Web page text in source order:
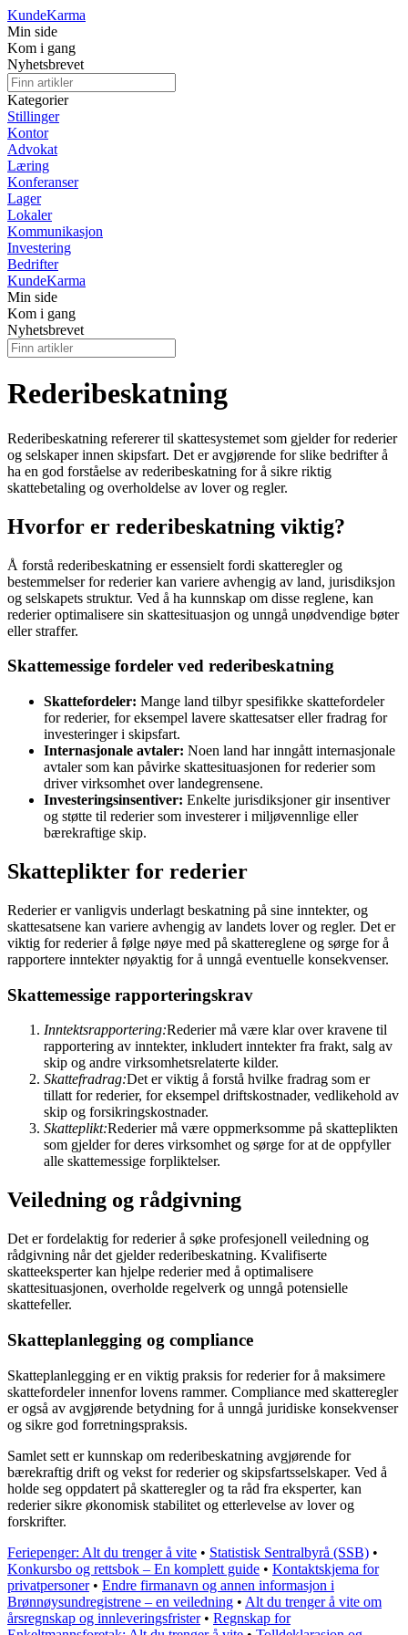
KundeKarma
Min side
Kom i gang
Nyhetsbrevet
Kategorier
Stillinger
Kontor
Advokat
Læring
Konferanser
Lager
Lokaler
Kommunikasjon
Investering
Bedrifter
KundeKarma
Min side
Kom i gang
Nyhetsbrevet
Rederibeskatning
Rederibeskatning refererer til skattesystemet som gjelder for rederier
og selskaper innen skipsfart. Det er avgjørende for slike bedrifter å
ha en god forståelse av rederibeskatning for å sikre riktig
skattebetaling og overholdelse av lover og regler.
Hvorfor er rederibeskatning viktig?
Å forstå rederibeskatning er essensielt fordi skatteregler og
bestemmelser for rederier kan variere avhengig av land, jurisdiksjon
og selskapets struktur. Ved å ha kunnskap om disse reglene, kan
rederier optimalisere sin skattesituasjon og unngå unødvendige bøter
eller straffer.
Skattemessige fordeler ved rederibeskatning
Skattefordeler: Mange land tilbyr spesifikke skattefordeler
for rederier, for eksempel lavere skattesatser eller fradrag for
investeringer i skipsfart.
Internasjonale avtaler: Noen land har inngått internasjonale
avtaler som kan påvirke skattesituasjonen for rederier som
driver virksomhet over landegrensene.
Investeringsinsentiver: Enkelte jurisdiksjoner gir insentiver
og støtte til rederier som investerer i miljøvennlige eller
bærekraftige skip.
Skatteplikter for rederier
Rederier er vanligvis underlagt beskatning på sine inntekter, og
skattesatsene kan variere avhengig av landets lover og regler. Det er
viktig for rederier å følge nøye med på skattereglene og sørge for å
rapportere inntekter nøyaktig for å unngå eventuelle konsekvenser.
Skattemessige rapporteringskrav
Inntektsrapportering:Rederier må være klar over kravene til
rapportering av inntekter, inkludert inntekter fra frakt, salg av
skip og andre virksomhetsrelaterte kilder.
Skattefradrag:Det er viktig å forstå hvilke fradrag som er
tillatt for rederier, for eksempel driftskostnader, vedlikehold av
skip og forsikringskostnader.
Skatteplikt:Rederier må være oppmerksomme på skatteplikten
som gjelder for deres virksomhet og sørge for at de oppfyller
alle skattemessige forpliktelser.
Veiledning og rådgivning
Det er fordelaktig for rederier å søke profesjonell veiledning og
rådgivning når det gjelder rederibeskatning. Kvalifiserte
skatteeksperter kan hjelpe rederier med å optimalisere
skattesituasjonen, overholde regelverk og unngå potensielle
skattefeller.
Skatteplanlegging og compliance
Skatteplanlegging er en viktig praksis for rederier for å maksimere
skattefordeler innenfor lovens rammer. Compliance med skatteregler
er også av avgjørende betydning for å unngå juridiske konsekvenser
og sikre god forretningspraksis.
Samlet sett er kunnskap om rederibeskatning avgjørende for
bærekraftig drift og vekst for rederier og skipsfartsselskaper. Ved å
holde seg oppdatert på skatteregler og ta råd fra eksperter, kan
rederier sikre økonomisk stabilitet og etterlevelse av lover og
forskrifter.
Feriepenger: Alt du trenger å vite • Statistisk Sentralbyrå (SSB) •
Konkursbo og rettsbok – En komplett guide • Kontaktskjema for
privatpersoner• Endre firmanavn og annen informasjon i
Brønnøysundregistrene – en veiledning • Alt du trenger å vite om
årsregnskap og innleveringsfrister• Regnskap for